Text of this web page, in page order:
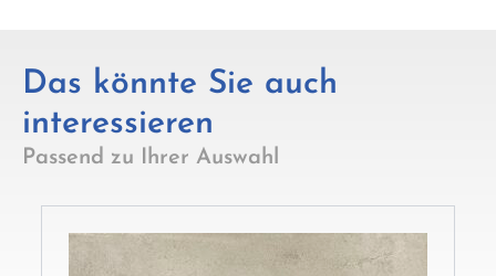
Das könnte Sie auch
interessieren